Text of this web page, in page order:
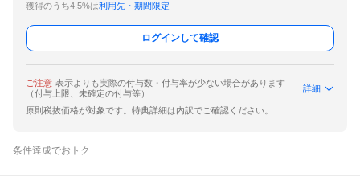
獲得のうち4.5%は利用先・期間限定
ログインして確認
ご注意 表示よりも実際の付与数・付与率が少ない場合があります
（付与上限、未確定の付与等）
詳細
原則税抜価格が対象です。特典詳細は内訳でご確認ください。
条件達成でおトク